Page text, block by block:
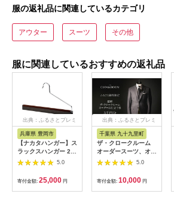
服の返礼品に関連しているカテゴリ
アウター スーツ その他
服に関連しているおすすめの返礼品
出典：ふるさとプレミ
兵庫県 豊岡市
【ナカタハンガー】ス
ラックスハンガー 2本
SET-11
5.0
寄付金額: 25,000 円
出典：ふるさとプレミ
アム
千葉県 九十九里町
ザ・クロークルーム
オーダースーツ、オー
ダージャケットお仕立
券3,000円分 【寄付額
1万円】メンズ ファッ
ション ブランド カシ
ミヤ 服 ビジネス 贈答
5.0
寄付金額: 10,000 円